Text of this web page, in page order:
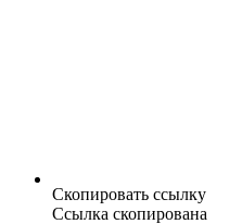
Скопировать ссылку
Ссылка скопирована